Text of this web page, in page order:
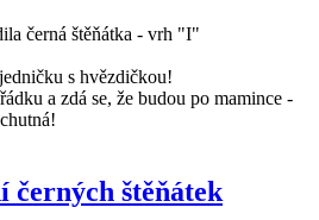
černá štěňátka - vrh "I"
s hvězdičkou!
a zdá se, že budou po mamince -
černých štěňátek